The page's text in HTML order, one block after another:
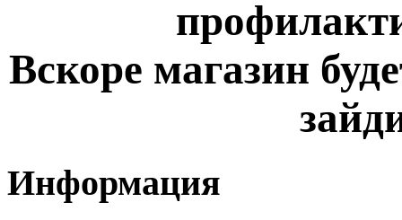
Вскоре магазин
Информация